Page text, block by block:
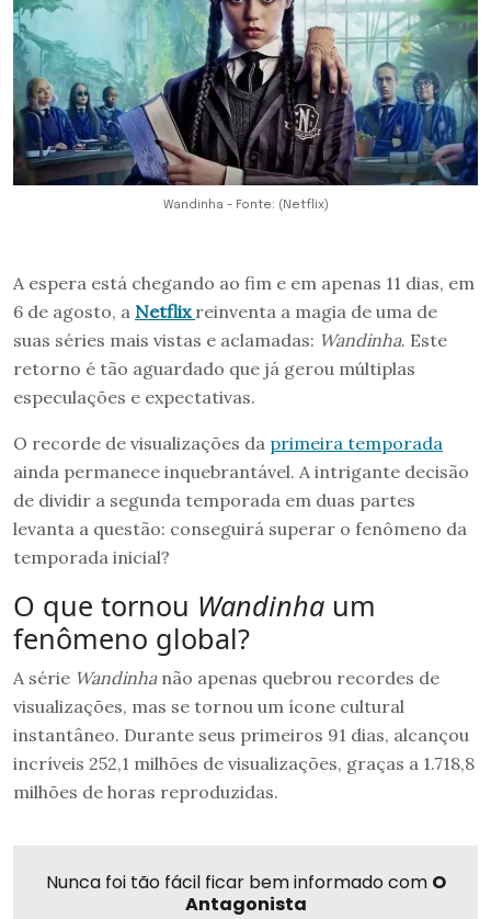
Wandinha - Fonte: (Netflix)
A espera está chegando ao fim e em apenas 11 dias, em
6 de agosto, a Netflix reinventa a magia de uma de
suas séries mais vistas e aclamadas: Wandinha. Este
retorno é tão aguardado que já gerou múltiplas
especulações e expectativas.
O recorde de visualizações da primeira temporada
ainda permanece inquebrantável. A intrigante decisão
de dividir a segunda temporada em duas partes
levanta a questão: conseguirá superar o fenômeno da
temporada inicial?
O que tornou Wandinha um
fenômeno global?
A série Wandinhanão apenas quebrou recordes de
visualizações, mas se tornou um ícone cultural
instantâneo. Durante seus primeiros 91 dias, alcançou
incríveis 252,1 milhões de visualizações, graças a 1.718,8
milhões de horas reproduzidas.
Nunca foi tão fácil ficar bem informado com O
Antagonista